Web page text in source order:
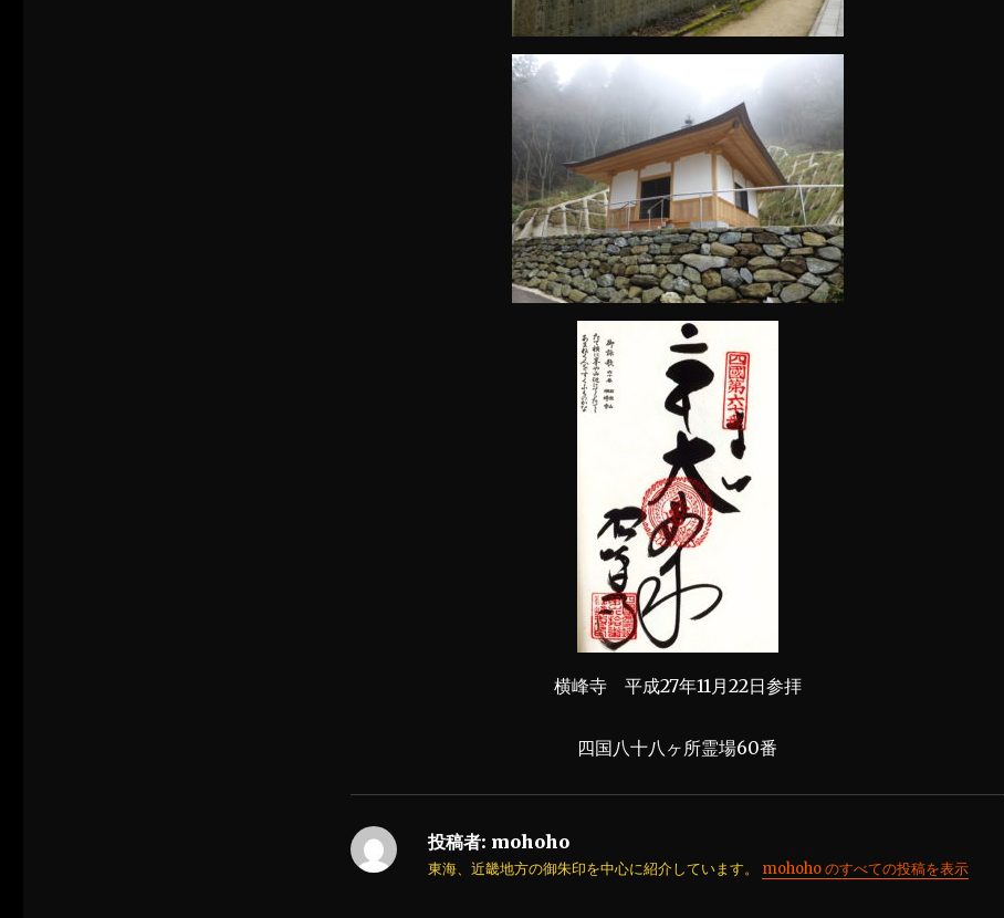
横峰寺 平成27年11月22日参拝
四国八十八ヶ所霊場60番
投稿者: mohoho
東海、近畿地方の御朱印を中心に紹介しています。 mohoho のすべての投稿を表示